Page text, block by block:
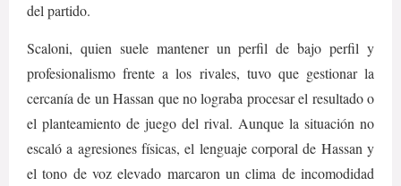
del partido.
Scaloni, quien suele mantener un perfil de bajo perfil y
profesionalismo frente a los rivales, tuvo que gestionar la
cercanía de un Hassan que no lograba procesar el resultado o
el planteamiento de juego del rival. Aunque la situación no
escaló a agresiones físicas, el lenguaje corporal de Hassan y
el tono de voz elevado marcaron un clima de incomodidad